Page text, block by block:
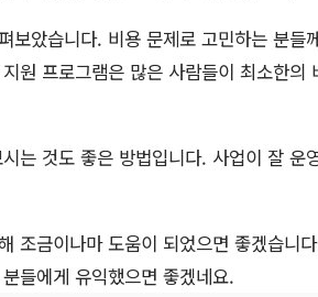
보았습니다. 비용 문제로 고민하는 분들
원 프로그램은 많은 사람들이 최소한의
는 것도 좋은 방법입니다. 사업이 잘 운
조금이나마 도움이 되었으면 좋겠습니
들에게 유익했으면 좋겠네요.